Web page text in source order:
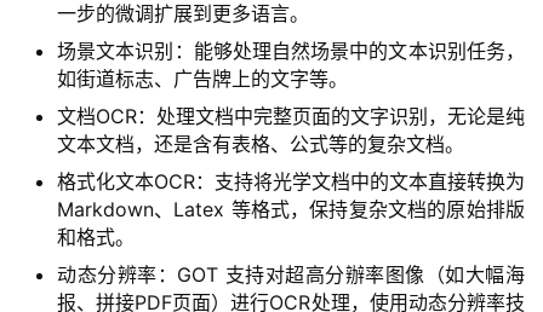
源
一步的微调扩展到更多语言。
场景文本识别：能够处理自然场景中的文本识别任务，
如街道标志、广告牌上的文字等。
文档OCR：处理文档中完整页面的文字识别，无论是纯
文本文档，还是含有表格、公式等的复杂文档。
格式化文本OCR：支持将光学文档中的文本直接转换为
Markdown、Latex 等格式，保持复杂文档的原始排版
和格式。
动态分辨率：GOT 支持对超高分辦率图像（如大幅海
报、拼接PDF页面）进行OCR处理，使用动态分辨率技